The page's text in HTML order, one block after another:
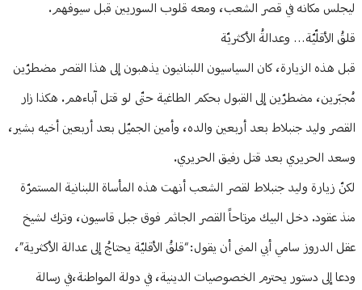
ليجلس مكانه في قصر الشعب، ومعه قلوب السوريين قبل سيوفهم.
قلقُ الأقلّيّة… وعدالةُ الأكثريّة
قبل هذه الزيارة، كان السياسيون اللبنانيون يذهبون إلى هذا القصر مضطرّين
مُجبَرين، مضطرّين إلى القبول بحكم الطاغية حتّى لو قتل آباءهم. هكذا زار
القصر وليد جنبلاط بعد أربعين والده، وأمين الجميّل بعد أربعين أخيه بشير،
وسعد الحريري بعد قتل رفيق الحريري.
لكنّ زيارة وليد جنبلاط لقصر الشعب أنهت هذه المأساة اللبنانية المستمرّة
منذ عقود. دخل البيك مرتاحاً القصر الجاثم فوق جبل قاسيون، وترك لشيخ
عقل الدروز سامي أبي المنى أن يقول: “قلقُ الأقليّة يحتاجُ إلى عدالة الأكثرية”،
ودعا إلى دستور يحترم الخصوصيات الدينية، في دولة المواطنة،في رسالة